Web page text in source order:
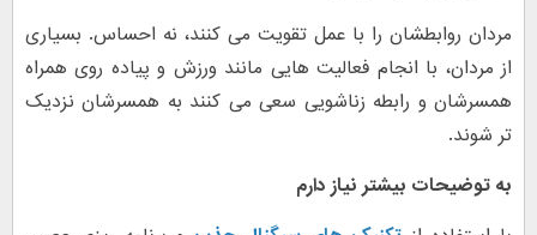
مردان روابطشان را با عمل تقویت می کنند، نه احساس. بسیاری
از مردان، با انجام فعالیت هایی مانند ورزش و پیاده روی همراه
همسرشان و رابطه زناشویی سعی می کنند به همسرشان نزدیک
تر شوند.
به توضیحات بیشتر نیاز دارم